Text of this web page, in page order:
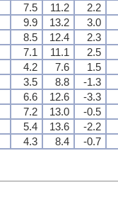
7.5 11.2
2.2
9.9 13.2
3.0
8.5 12.4
2.3
7.1 11.1
2.5
4.2 7.6
1.5
3.5 8.8
-1.3
6.6 12.6
-3.3
7.2 13.0
-0.5
5.4 13.6
-2.2
4.3 8.4 -0.7